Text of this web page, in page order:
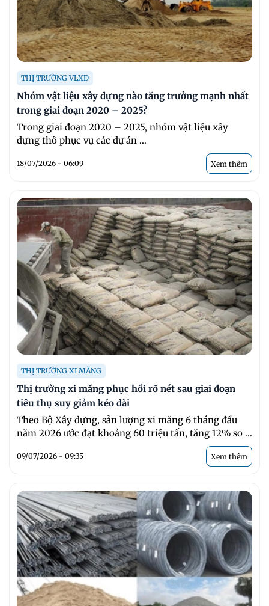
THỊ TRƯỜNG VLXD
Nhóm vật liệu xây dựng nào tăng trưởng mạnh nhất
trong giai đoạn 2020 – 2025?
Trong giai đoạn 2020 – 2025, nhóm vật liệu xây
dựng thô phục vụ các dự án ...
18/07/2026 - 06:09 Xem thêm
THỊ TRƯỜNG XI MĂNG
Thị trường xi măng phục hồi rõ nét sau giai đoạn
tiêu thụ suy giảm kéo dài
Theo Bộ Xây dựng, sản lượng xi măng 6 tháng đầu
năm 2026 ước đạt khoảng 60 triệu tấn, tăng 12% so ...
09/07/2026 - 09:35 Xem thêm